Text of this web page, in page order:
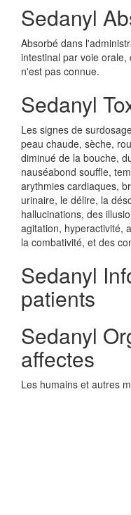
Sedanyl
Absorbé dans
intestinal par voie
n'est pas connue.
Sedanyl
Les signes de
peau chaude, sèche,
diminué de la bouche,
nauséabond souffle,
arythmies cardiaques,
urinaire, le délire, la
hallucinations, des
agitation, hyperactivité,
la combativité, et des
Sedanyl
patients
Sedanyl
affectes
Les humains et autres